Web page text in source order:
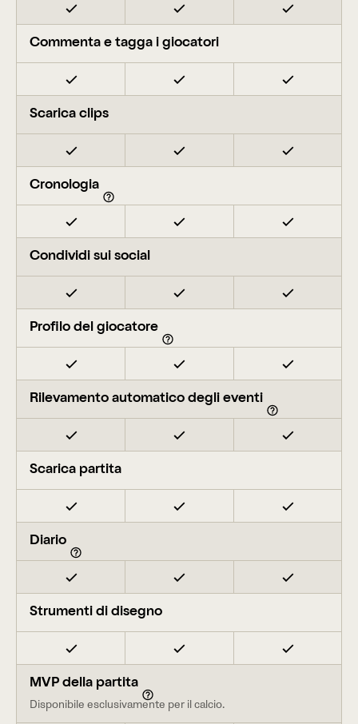
Commenta e tagga i giocatori
Scarica clips
Cronologia
Condividi sui social
Profilo del giocatore
Rilevamento automatico degli eventi
Scarica partita
Diario
Strumenti di disegno
MVP della partita
Disponibile esclusivamente per il calcio.